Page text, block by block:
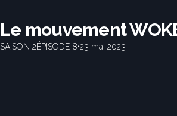
Le mouvement
SAISON 2ÉPISODE 8•23 mai 2023